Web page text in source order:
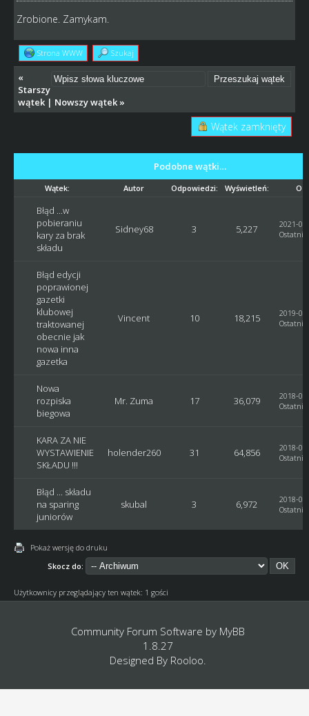
Zrobione. Zamykam.
Strona WWW Szukaj
«
Starszy
wątek| Nowszy wątek»
Wątek zamknięty
Podobne wątki…
Wątek: Autor Odpowiedzi: Wyświetleń:
Błąd ...w
pobieraniu
kary za brak
składu
Sidney68 3 5,227
2021-
Ostatni
Błąd edycji
poprawionej
gazetki
klubowej
traktowanej
obecnie jak
nowa inna
gazetka
Vincent 10 18,215
2019-
Ostatni
Nowa
rozpiska
biegowa
Mr. Zuma 17 36,079
2018-
Ostatni
KARA ZA NIE
WYSTAWIENIE
SKŁADU !!!
holender260 31 64,856
2018-
Ostatni
Błąd ... składu
na sparing
juniorów
skubal 3 6,972
2018-
Ostatni
Pokaż wersję do druku
Skocz do:
Użytkownicy przeglądający ten wątek: 1 gości
Community Forum Software by MyBB
1.8.27
Designed By Rooloo.